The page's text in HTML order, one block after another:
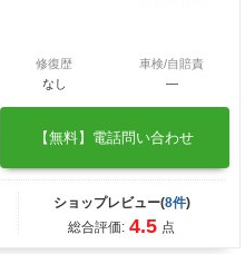
修復歴
なし
車検/自賠責
―
【無料】電話問い合わせ
ショップレビュー(8件)
総合評価: 4.5 点